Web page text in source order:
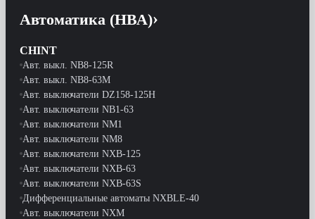
Автоматика (НВА)
CHINT
Авт. выкл. NB8-125R
Авт. выкл. NB8-63M
Авт. выключатели DZ158-125H
Авт. выключатели NB1-63
Авт. выключатели NM1
Авт. выключатели NM8
Авт. выключатели NXB-125
Авт. выключатели NXB-63
Авт. выключатели NXB-63S
Дифференциальные автоматы NXBLE-40
Авт. выключатели NXM